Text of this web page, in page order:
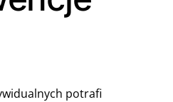
potrafi